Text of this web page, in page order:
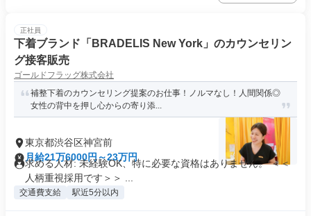
正社員
下着ブランド「BRADELIS New York」のカウンセリン
グ接客販売
ゴールドフラッグ株式会社
補整下着のカウンセリング提案のお仕事！ノルマなし！人間関係◎
女性の背中を押し心からの寄り添...
東京都渋谷区神宮前
月給21万6000円～23万円
求める人材: 未経験OK、特に必要な資格はありません。 ＜＜
人柄重視採用です＞＞ ...
交通費支給 駅近5分以内